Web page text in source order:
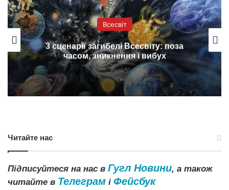
Всесвіт
3 сценарії загибелі Всесвіту: поза
часом, зникнення і вибух
Читайте нас
Підписуйтеся на нас в Гугл Новини, а також
читайте в Телеграм і Фейсбук